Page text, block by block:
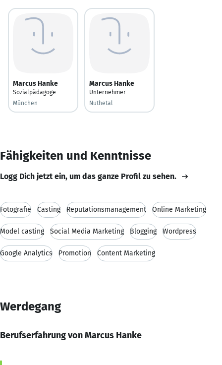
Marcus Hanke
Sozialpädagoge
München
Marcus Hanke
Unternehmer
Nuthetal
Fähigkeiten und Kenntnisse
Logg Dich jetzt ein, um das ganze Profil zu sehen.
Fotografie Casting Reputationsmanagement Online Marketing
Model casting Social Media Marketing Blogging Wordpress
Google Analytics Promotion Content Marketing
Werdegang
Berufserfahrung von Marcus Hanke